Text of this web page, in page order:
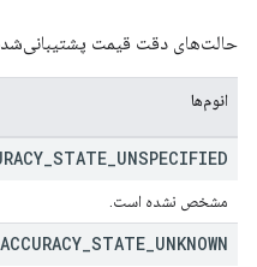
حالت‌های دقت قیمت
انوم‌ها
STATE UNSPECIFIED
مشخص نشده است.
ACCURACY STATE UNKNOWN